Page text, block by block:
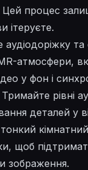
Цей процес
ітеруєте.
атмосфери,
у фон і
рівні
деталей у
кімнатний
щоб
зображення.